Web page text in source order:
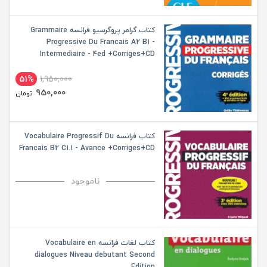
کتاب گرامر پروگرسیو فرانسه Grammaire
Progressive Du Francais A2 B1 -
Intermediaire - 4ed +Corriges+CD
51% 1,950,000
950,000 تومان
کتاب فرانسه Vocabulaire Progressif Du
Francais B2 C1.1 - Avance +Corriges+CD
ناموجود
کتاب لغات فرانسه Vocabulaire en
dialogues Niveau debutant Second